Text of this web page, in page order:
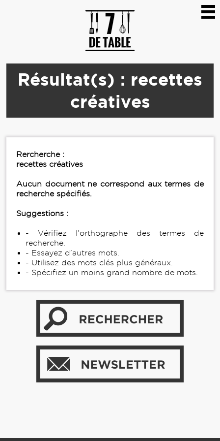
Résultat(s) : recettes
créatives
Rercherche :
recettes créatives
Aucun document ne correspond aux termes de
recherche spécifiés.
Suggestions :
- Vérifiez l’orthographe des termes de
recherche.
- Essayez d'autres mots.
- Utilisez des mots clés plus généraux.
- Spécifiez un moins grand nombre de mots.